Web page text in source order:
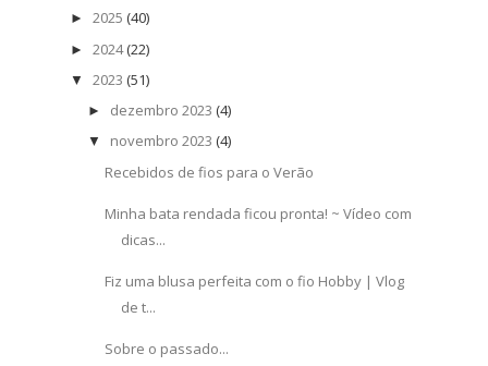
► 2025 (40)
► 2024 (22)
▼ 2023 (51)
► dezembro 2023 (4)
▼ novembro 2023 (4)
Recebidos de fios para o Verão
Minha bata rendada ficou pronta! ~ Vídeo com
dicas...
Fiz uma blusa perfeita com o fio Hobby | Vlog
de t...
Sobre o passado...